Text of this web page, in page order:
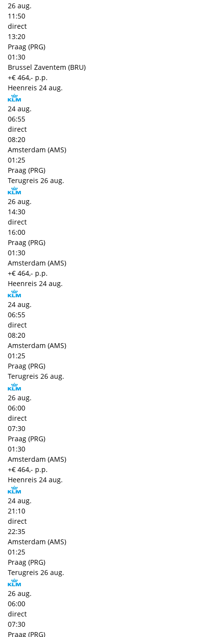
26 aug.
11:50
direct
13:20
Praag (PRG)
01:30
Brussel Zaventem (BRU)
+€ 464,- p.p.
Heenreis 24 aug.
24 aug.
06:55
direct
08:20
Amsterdam (AMS)
01:25
Praag (PRG)
Terugreis 26 aug.
26 aug.
14:30
direct
16:00
Praag (PRG)
01:30
Amsterdam (AMS)
+€ 464,- p.p.
Heenreis 24 aug.
24 aug.
06:55
direct
08:20
Amsterdam (AMS)
01:25
Praag (PRG)
Terugreis 26 aug.
26 aug.
06:00
direct
07:30
Praag (PRG)
01:30
Amsterdam (AMS)
+€ 464,- p.p.
Heenreis 24 aug.
24 aug.
21:10
direct
22:35
Amsterdam (AMS)
01:25
Praag (PRG)
Terugreis 26 aug.
26 aug.
06:00
direct
07:30
Praag (PRG)